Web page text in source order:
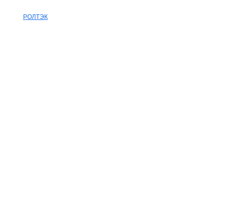
РОЛТЭК